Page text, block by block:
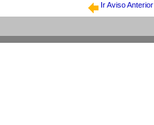
Ir Aviso Anterior